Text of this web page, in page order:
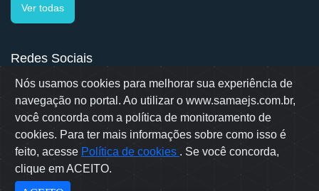
Nós usamos cookies para melhorar sua experiência de
navegação no portal. Ao utilizar o www.samaejs.com.br,
você concorda com a política de monitoramento de
cookies. Para ter mais informações sobre como isso é
feito, acesse Política de cookies . Se você concorda,
clique em ACEITO.
Ver todas
Redes Sociais
Rua Erwino Menegotti, 478 - Bairro Água Verde - Jaraguá do Sul
- SC
Samae © 2022 - Todos os direitos reservados
Desenvolvido por: OWL Mídia Agência Digital